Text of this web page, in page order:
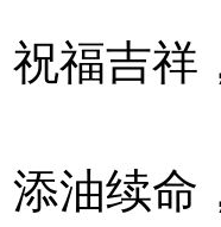
吉祥
续命